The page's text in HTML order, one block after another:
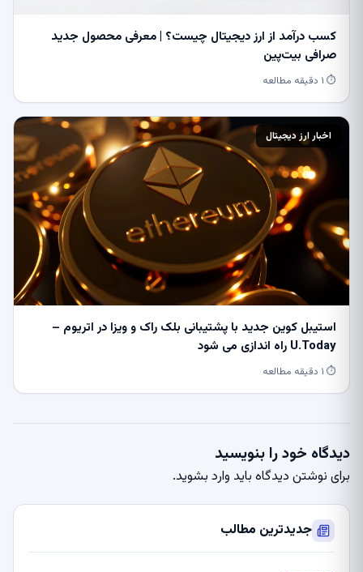
کسب درآمد از ارز دیجیتال چیست؟ | معرفی محصول جدید
صرافی بیت‌پین
⏱ ۱ دقیقه مطالعه
اخبار ارز دیجیتال
استیبل کوین جدید با پشتیبانی بلک راک و ویزا در اتریوم –
U.Today راه اندازی می شود
⏱ ۱ دقیقه مطالعه
دیدگاه خود را بنویسید
برای نوشتن دیدگاه باید وارد بشوید.
جدیدترین مطالب